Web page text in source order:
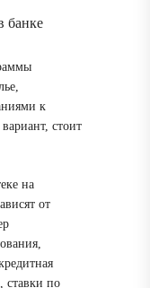
банке
к
стоит
на
от
ставки по